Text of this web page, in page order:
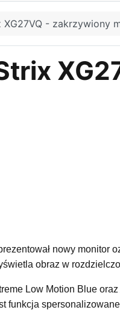
XG27VQ - zakrzywiony
nowy
obraz w
Low Motion Blue
funkcja